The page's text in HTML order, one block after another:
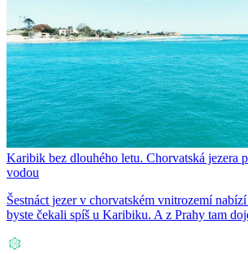
Karibik bez dlouhého letu. Chorvatská jezera
vodou
Šestnáct jezer v chorvatském vnitrozemí
byste čekali spíš u Karibiku. A z Prahy tam